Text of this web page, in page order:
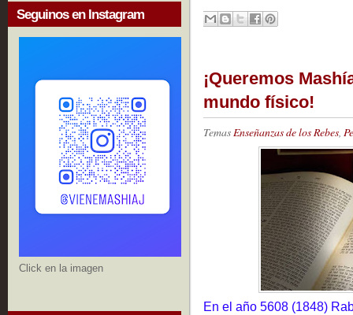
Seguinos en Instagram
Click en la imagen
¡Queremos
mundo físico!
Temas Enseñanzas de los Rebes
En el año 5608 (1848)